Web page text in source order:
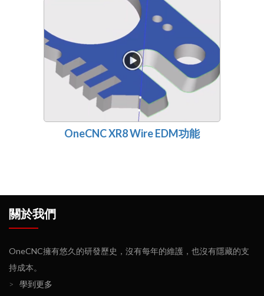
OneCNC XR8 Wire EDM功能
關於我們
OneCNC擁有悠久的研發歷史，沒有每年的維護，也沒有隱藏的支
持成本。
>
學到更多